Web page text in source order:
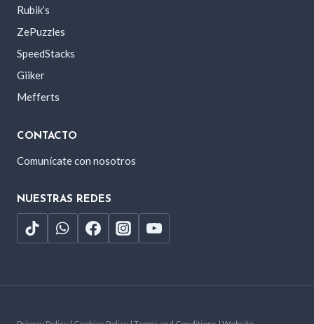
Rubik’s
ZePuzzles
SpeedStacks
Giiker
Mefferts
CONTACTO
Comunícate con nosotros
NUESTRAS REDES